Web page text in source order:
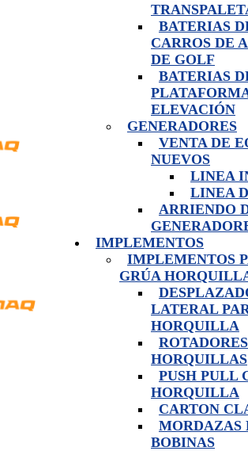
BATERIAS
CARROS DE
DE GOLF
BATERIAS
ELEVACIÓN
GENERADORES
VENTA DE
NUEVOS
LINEA
LINEA
ARRIENDO
IMPLEMENTOS
IMPLEMENTOS
GRÚA
LATERAL
HORQUILLA
HORQUILLAS
PUSH PULL
HORQUILLA
CARTON
MORDAZAS
BOBINAS